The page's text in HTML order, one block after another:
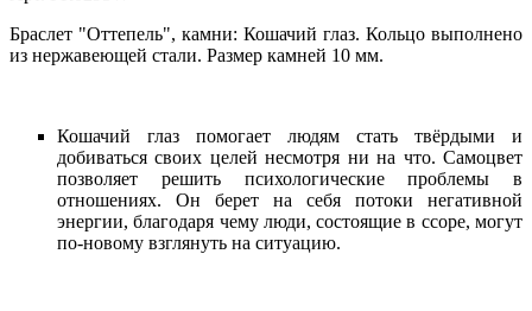
Браслет "Оттепель", камни: Кошачий глаз. Кольцо выполнено
из нержавеющей стали. Размер камней 10 мм.
Кошачий глаз помогает людям стать твёрдыми и
добиваться своих целей несмотря ни на что. Самоцвет
позволяет решить психологические проблемы в
отношениях. Он берет на себя потоки негативной
энергии, благодаря чему люди, состоящие в ссоре, могут
по-новому взглянуть на ситуацию.